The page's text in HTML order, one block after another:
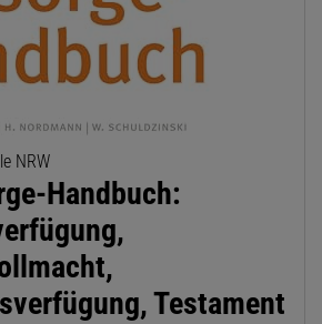
NRW
Handbuch:
Testament